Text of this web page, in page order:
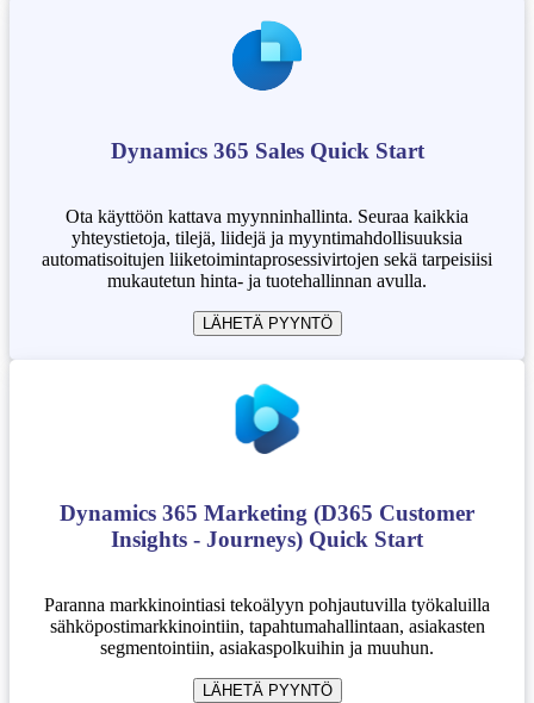
Dynamics 365 Sales Quick Start
Ota käyttöön kattava myynninhallinta. Seuraa kaikkia
yhteystietoja, tilejä, liidejä ja myyntimahdollisuuksia
automatisoitujen liiketoimintaprosessivirtojen sekä tarpeisiisi
mukautetun hinta- ja tuotehallinnan avulla.
LÄHETÄ PYYNTÖ
Dynamics 365 Marketing (D365 Customer
Insights - Journeys) Quick Start
Paranna markkinointiasi tekoälyyn pohjautuvilla työkaluilla
sähköpostimarkkinointiin, tapahtumahallintaan, asiakasten
segmentointiin, asiakaspolkuihin ja muuhun.
LÄHETÄ PYYNTÖ